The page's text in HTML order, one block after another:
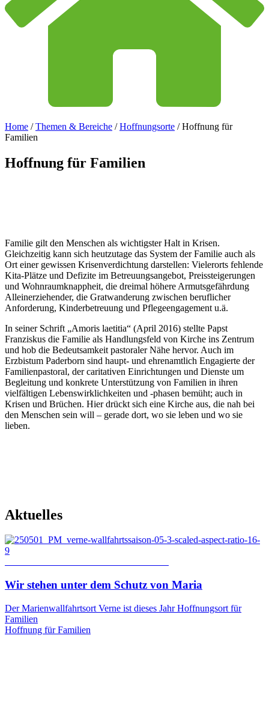
Home /Themen & Bereiche /Hoffnungsorte /Hoffnung für
Familien
Hoffnung für Familien
Familie gilt den Menschen als wichtigster Halt in Krisen.
Gleichzeitig kann sich heutzutage das System der Familie auch als
Ort einer gewissen Krisenverdichtung darstellen: Vielerorts fehlende
Kita-Plätze und Defizite im Betreuungsangebot, Preissteigerungen
und Wohnraumknappheit, die dreimal höhere Armutsgefährdung
Alleinerziehender, die Gratwanderung zwischen beruflicher
Anforderung, Kinderbetreuung und Pflegeengagement u.ä.
In seiner Schrift „Amoris laetitia“ (April 2016) stellte Papst
Franziskus die Familie als Handlungsfeld von Kirche ins Zentrum
und hob die Bedeutsamkeit pastoraler Nähe hervor. Auch im
Erzbistum Paderborn sind haupt- und ehrenamtlich Engagierte der
Familienpastoral, der caritativen Einrichtungen und Dienste um
Begleitung und konkrete Unterstützung von Familien in ihren
vielfältigen Lebenswirklichkeiten und -phasen bemüht; auch in
Krisen und Brüchen. Hier drückt sich eine Kirche aus, die nah bei
den Menschen sein will – gerade dort, wo sie leben und wo sie
lieben.
Aktuelles
Wir stehen unter dem Schutz von Maria
Der Marienwallfahrtsort Verne ist dieses Jahr Hoffnungsort für
Familien
Hoffnung für Familien